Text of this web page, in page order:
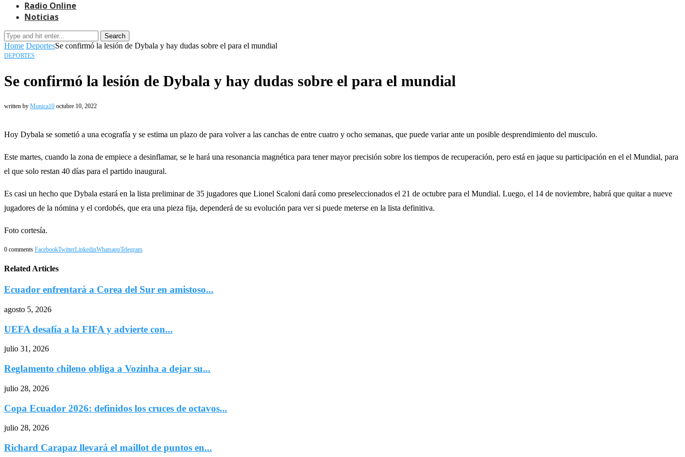
Radio Online
Noticias
Search
Home DeportesSe confirmó la lesión de Dybala y hay dudas sobre el para el mundial
DEPORTES
Se confirmó la lesión de Dybala y hay dudas sobre el para el mundial
written by Monica10 octubre 10, 2022
Hoy Dybala se sometió a una ecografía y se estima un plazo de para volver a las canchas de entre cuatro y ocho semanas, que puede variar ante un posible desprendimiento del musculo.
Este martes, cuando la zona de empiece a desinflamar, se le hará una resonancia magnética para tener mayor precisión sobre los tiempos de recuperación, pero está en jaque su participación en el el Mundial, para
el que solo restan 40 días para el partido inaugural.
Es casi un hecho que Dybala estará en la lista preliminar de 35 jugadores que Lionel Scaloni dará como preseleccionados el 21 de octubre para el Mundial. Luego, el 14 de noviembre, habrá que quitar a nueve
jugadores de la nómina y el cordobés, que era una pieza fija, dependerá de su evolución para ver si puede meterse en la lista definitiva.
Foto cortesía.
0 comments FacebookTwitterLinkedinWhatsappTelegram
Related Articles
Ecuador enfrentará a Corea del Sur en amistoso...
agosto 5, 2026
UEFA desafía a la FIFA y advierte con...
julio 31, 2026
Reglamento chileno obliga a Vozinha a dejar su...
julio 28, 2026
Copa Ecuador 2026: definidos los cruces de octavos...
julio 28, 2026
Richard Carapaz llevará el maillot de puntos en...